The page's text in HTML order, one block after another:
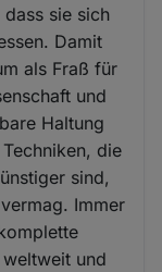
sie sich
Damit
als Fraß für
und
Haltung
die
sind,
Immer
und